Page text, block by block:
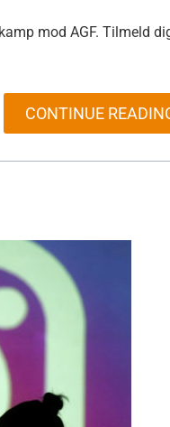
mod AGF. Tilmeld
CONTINUE